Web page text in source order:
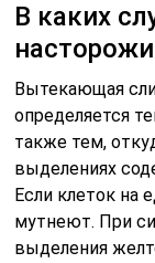
В каких
Вытекающая
определяется
также тем,
выделениях
Если клеток на
мутнеют. При
выделения